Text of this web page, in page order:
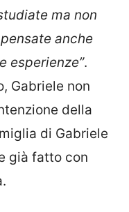
ma non
anche
esperienze”.
Gabriele non
della
di Gabriele
già fatto con